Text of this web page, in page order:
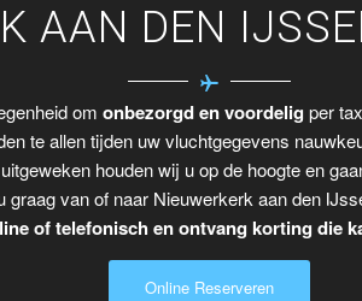
AAN DEN
om onbezorgd en voordelig per
te allen tijden uw vluchtgegevens
houden wij u op de hoogte en
graag van of naar Nieuwerkerk aan den
of telefonisch en ontvang korting die
Online Reserveren